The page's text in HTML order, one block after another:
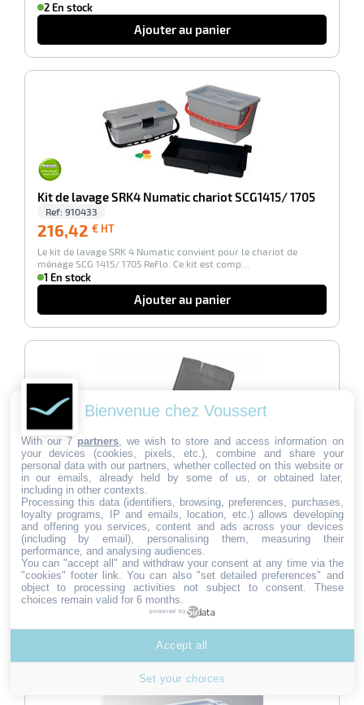
2 En stock
Ajouter au panier
Kit de lavage SRK4 Numatic chariot SCG1415/ 1705
Ref: 910433
216,42 € HT
HT
Le kit de lavage SRK 4 Numatic convient pour le chariot de
ménage SCG 1415/ 1705 ReFlo. Ce kit est comp…
1 En stock
Ajouter au panier
Couvercle chariot VDM Ideatop
Ref:8421
1 avis
15,75 € HT 15,75
€
HT
Conçu pour garantir une hygiène irréprochable lors du
transport ou du stockage, il offre une barrière con…
1 En stock
Ajouter au panier
-100%
Bienvenue chez Voussert
With our 7 partners , we wish to store and access information on
your devices (cookies, pixels, etc.), combine and share your
personal data with our partners, whether collected on this website or
in our emails, already held by some of us, or obtained later,
including in other contexts.
Processing this data (identifiers, browsing, preferences, purchases,
loyalty programs, IP and emails, location, etc.) allows developing
and offering you services, content and ads across your devices
(including by email), personalising them, measuring their
performance, and analysing audiences.
You can "accept all" and withdraw your consent at any time via the
"cookies" footer link . You can also "set detailed preferences" and
object to processing activities not subject to consent. These
choices remain valid for 6 months.
powered by
Set your choices
Accept all